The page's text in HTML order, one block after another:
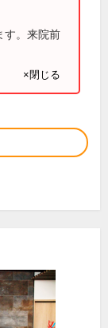
す。来院前
×閉じる